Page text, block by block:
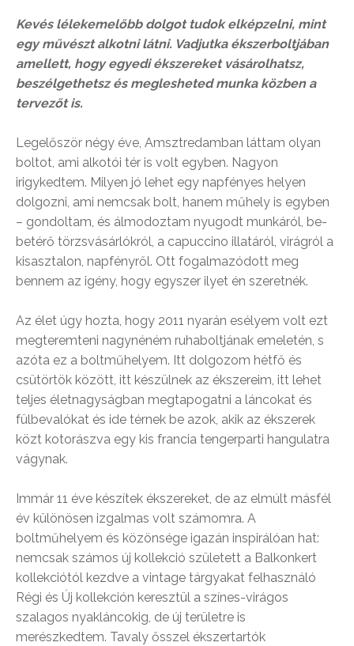
Kevés lélekemelőbb dolgot tudok elképzelni, mint
egy művészt alkotni látni. Vadjutka ékszerboltjában
amellett, hogy egyedi ékszereket vásárolhatsz,
beszélgethetsz és meglesheted munka közben a
tervezőt is.
Legelőször négy éve, Amsztredamban láttam olyan
boltot, ami alkotói tér is volt egyben. Nagyon
irigykedtem. Milyen jó lehet egy napfényes helyen
dolgozni, ami nemcsak bolt, hanem műhely is egyben
– gondoltam, és álmodoztam nyugodt munkáról, be-
betérő törzsvásárlókról, a capuccino illatáról, virágról a
kisasztalon, napfényről. Ott fogalmazódott meg
bennem az igény, hogy egyszer ilyet én szeretnék.
Az élet úgy hozta, hogy 2011 nyarán esélyem volt ezt
megteremteni nagynéném ruhaboltjának emeletén, s
azóta ez a boltműhelyem. Itt dolgozom hétfő és
csütörtök között, itt készülnek az ékszereim, itt lehet
teljes életnagyságban megtapogatni a láncokat és
fülbevalókat és ide térnek be azok, akik az ékszerek
közt kotorászva egy kis francia tengerparti hangulatra
vágynak.
Immár 11 éve készítek ékszereket, de az elmúlt másfél
év különösen izgalmas volt számomra. A
boltműhelyem és közönsége igazán inspirálóan hat:
nemcsak számos új kollekció született a Balkonkert
kollekciótól kezdve a vintage tárgyakat felhasználó
Régi és Új kollekción keresztül a színes-virágos
szalagos nyakláncokig, de új területre is
merészkedtem. Tavaly ősszel ékszertartók